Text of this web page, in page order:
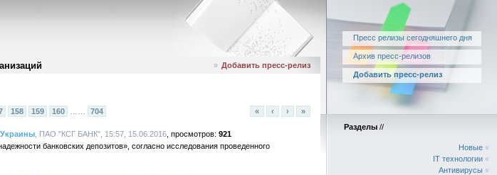
Пресс релизы сегодняшнего дня
Архив пресс-релизов
Добавить пресс-релиз
» Добавить пресс-релиз
158 159 160 704 « ‹ › »
Украины , ПАО "КСГ БАНК", 15:57, 15.06.2016
921
банковских депозитов», согласно исследования проведенного
Разделы //
Новые «
IT технологии «
Антивирусы «